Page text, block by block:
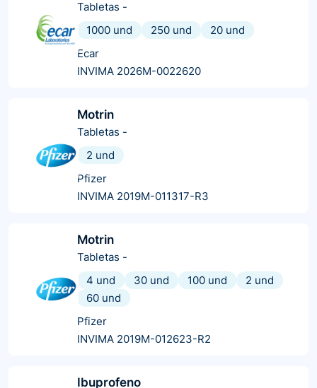
Tabletas -
1000 und
250 und
20 und
Ecar
INVIMA 2026M-0022620
Motrin
Tabletas -
2 und
Pfizer
INVIMA 2019M-011317-R3
Motrin
Tabletas -
4 und
30 und 100 und
2 und
60 und
Pfizer
INVIMA 2019M-012623-R2
Ibuprofeno